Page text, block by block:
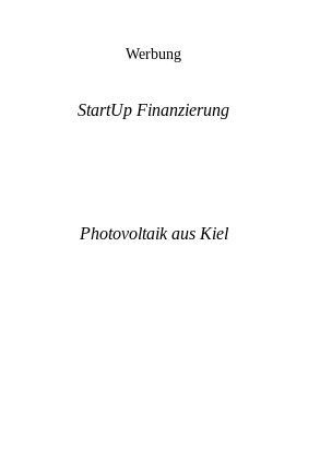
Werbung
StartUp Finanzierung
Photovoltaik aus Kiel